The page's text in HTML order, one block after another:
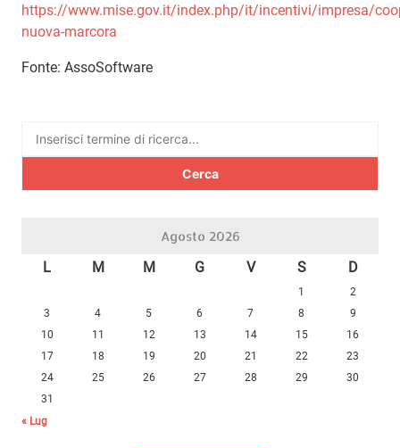
https://www.mise.gov.it/index.php/it/incentivi/impresa/
nuova-marcora
Fonte: AssoSoftware
Ricerca
Agosto 2026
L M M G V S D
1
2
3
4 5 6 7 8
9
10
11 12 13 14 15
16
17
18 19 20 21 22
23
24
25 26 27 28 29
30
31
« Lug